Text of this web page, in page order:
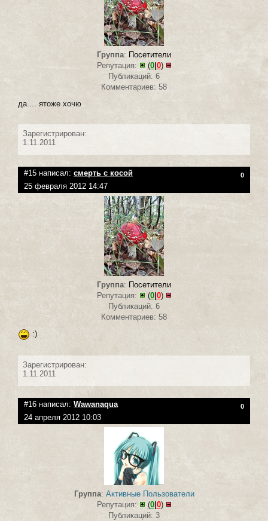
Группа: Посетители
Репутация:
(0| 0)
Публикаций: 6
Комментариев: 58
да.... ятоже хочю
Зарегистрирован:
1.11.2011
#15 написал: смерть с косой 0
25 февраля 2012 14:47
Группа: Посетители
Репутация:
(0| 0)
Публикаций: 6
Комментариев: 58
:)
Зарегистрирован:
1.11.2011
#16 написал: Wawanaqua 0
24 апреля 2012 10:03
Группа: Активные Пользователи
Репутация:
(0| 0)
Публикаций: 3